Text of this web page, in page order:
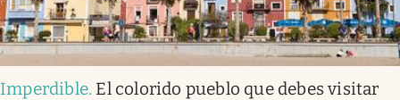
Imperdible. El colorido pueblo que debes visitar